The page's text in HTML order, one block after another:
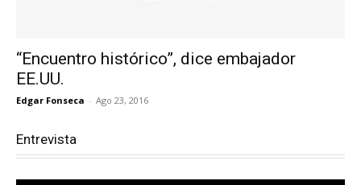
“Encuentro histórico”, dice embajador
EE.UU.
Edgar Fonseca - Ago 23, 2016
Entrevista